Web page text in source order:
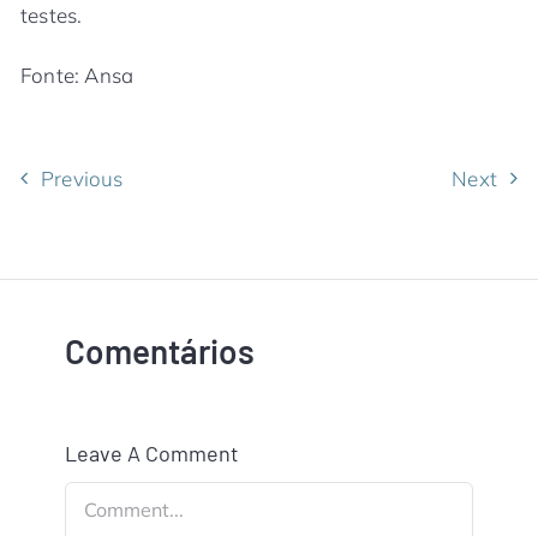
testes.
Fonte: Ansa
Previous Next
Comentários
Leave A Comment
Comment